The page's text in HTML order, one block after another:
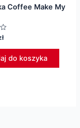
Coffee Make My
do koszyka